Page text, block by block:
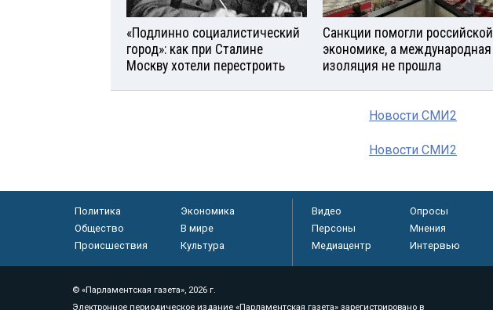
«Подлинно социалистический
город»: как при Сталине
Москву хотели перестроить
Санкции помогли российской
экономике, а международная
изоляция не прошла
Новости СМИ2
Новости СМИ2
Политика
Экономика
Общество
В мире
Происшествия
Культура
Видео Опросы
Персоны
Мнения
Медиацентр
Интервью
© «Парламентская газета», 2026 г.
Электронное периодическое издание «Парламентская газета» зарегистрировано в